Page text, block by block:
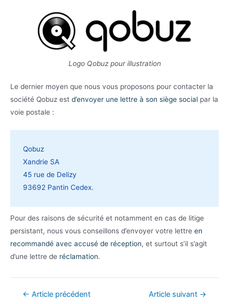
Logo Qobuz pour illustration
Le dernier moyen que nous vous proposons pour contacter la
société Qobuz est d’envoyer une lettre à son siège social par la
voie postale :
Qobuz
Xandrie SA
45 rue de Delizy
93692 Pantin Cedex.
Pour des raisons de sécurité et notamment en cas de litige
persistant, nous vous conseillons d’envoyer votre lettre en
recommandé avec accusé de réception, et surtout s’il s’agit
d’une lettre de réclamation.
Navigation
← Article précédent Article suivant →